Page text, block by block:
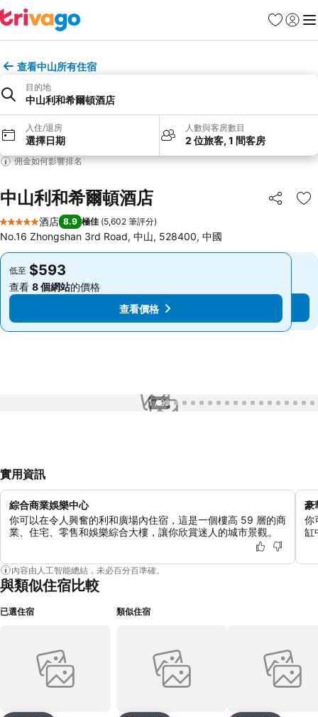
收藏夾
登入 選
查看中山所有住宿
目的地
中山利和希爾頓酒店
入住/退房
選擇日期
人數與客房數目
2 位旅客, 1 間客房
佣金如何影響排名
中山利和希爾頓酒店 分享
放
5 星級
酒店 8.9 極佳 (5,602 筆評分)
No.16 Zhongshan 3rd Road, 中山, 528400, 中國
低至 $593
查看 8 個網站的價格
查看價格
低至 $593
查看 8 個網站的價格
查看價格
1 / 99
實用資訊
綜合商業娛樂中心
你可以在令人興奮的利和廣場內住宿，這是一個樓高 59 層的商
業、住宅、零售和娛樂綜合大樓，讓你欣賞迷人的城市景觀。
豪
你
缸
內容由人工智能總結，未必百分百準確。
與類似住宿比較
已選住宿 類似住宿